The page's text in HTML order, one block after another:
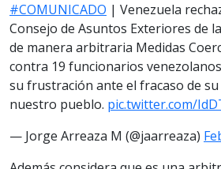
#COMUNICADO | Venezuela
Consejo de Asuntos Exteriores de la
de manera arbitraria Medidas
contra 19 funcionarios
su frustración ante el fracaso de
nuestro pueblo. pic.twitter.com/
— Jorge Arreaza M (@jaarreaza)